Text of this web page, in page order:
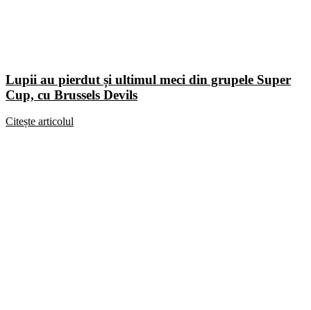
Lupii au pierdut și ultimul meci din grupele Super
Cup, cu Brussels Devils
Citește articolul